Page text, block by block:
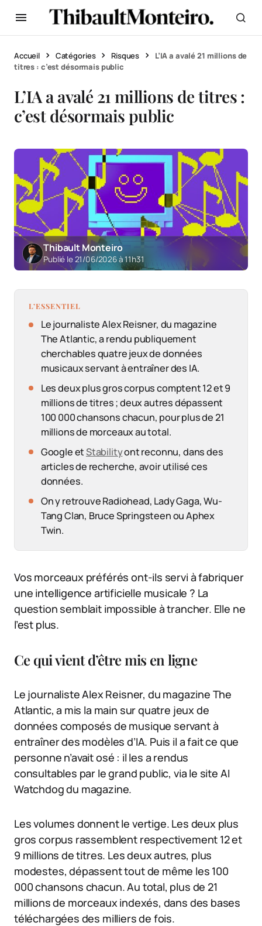
Accueil Catégories Risques
L’IA a avalé 21 millions de
titres : c’est désormais public
L’IA a avalé 21 millions de titres :
c’est désormais public
Thibault Monteiro
Publié le 21/06/2026 à 11h31
L’ESSENTIEL
Le journaliste Alex Reisner, du magazine
The Atlantic, a rendu publiquement
cherchables quatre jeux de données
musicaux servant à entraîner des IA.
Les deux plus gros corpus comptent 12 et 9
millions de titres ; deux autres dépassent
100 000 chansons chacun, pour plus de 21
millions de morceaux au total.
Google etStabilityont reconnu, dans des
articles de recherche, avoir utilisé ces
données.
On y retrouve Radiohead, Lady Gaga, Wu-
Tang Clan, Bruce Springsteen ou Aphex
Twin.
Vos morceaux préférés ont-ils servi à fabriquer
une intelligence artificielle musicale ? La
question semblait impossible à trancher. Elle ne
l’est plus.
Ce qui vient d’être mis en ligne
Le journaliste Alex Reisner, du magazine The
Atlantic, a mis la main sur quatre jeux de
données composés de musique servant à
entraîner des modèles d’IA. Puis il a fait ce que
personne n’avait osé : il les a rendus
consultables par le grand public, via le site AI
Watchdog du magazine.
Les volumes donnent le vertige. Les deux plus
gros corpus rassemblent respectivement 12 et
9 millions de titres. Les deux autres, plus
modestes, dépassent tout de même les 100
000 chansons chacun. Au total, plus de 21
millions de morceaux indexés, dans des bases
téléchargées des milliers de fois.